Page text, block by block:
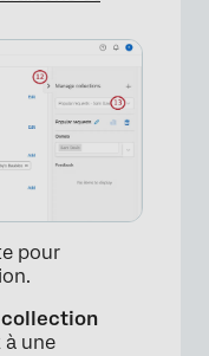
pour
une